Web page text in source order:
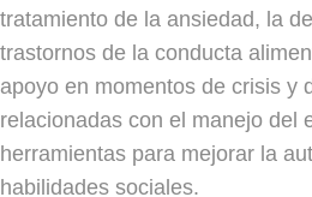
tratamiento de la ansiedad, la
trastornos de la conducta
apoyo en momentos de crisis y
relacionadas con el manejo del
herramientas para mejorar la
habilidades sociales.